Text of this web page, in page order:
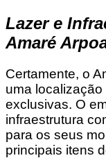
Lazer e
Amaré
Certamente, o
uma
exclusivas. O
infraestrutura
para os seus
principais itens